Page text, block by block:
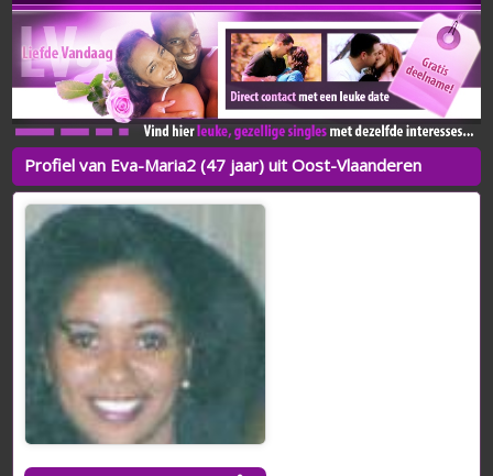
Profiel van Eva-Maria2 (47 jaar) uit Oost-Vlaanderen